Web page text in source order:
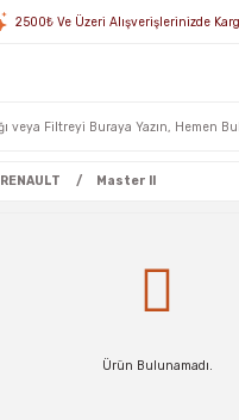
2500₺ Ve Üzeri Alışverişlerinizde
RENAULT Master II
Ürün Bulunamadı.